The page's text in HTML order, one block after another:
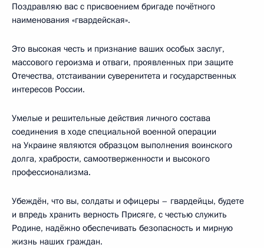
Поздравляю вас с присвоением бригаде почётного
наименования «гвардейская».
Это высокая честь и признание ваших особых заслуг,
массового героизма и отваги, проявленных при защите
Отечества, отстаивании суверенитета и государственных
интересов России.
Умелые и решительные действия личного состава
соединения в ходе специальной военной операции
на Украине являются образцом выполнения воинского
долга, храбрости, самоотверженности и высокого
профессионализма.
Убеждён, что вы, солдаты и офицеры – гвардейцы, будете
и впредь хранить верность Присяге, с честью служить
Родине, надёжно обеспечивать безопасность и мирную
жизнь наших граждан.